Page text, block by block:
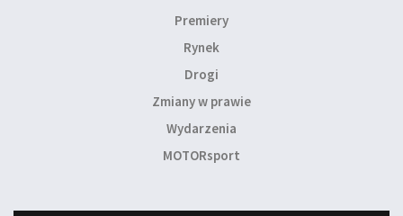
Premiery
Rynek
Drogi
Zmiany w prawie
Wydarzenia
MOTORsport